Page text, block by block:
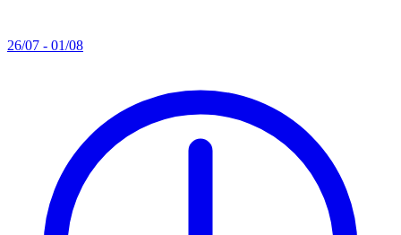
26/07 - 01/08